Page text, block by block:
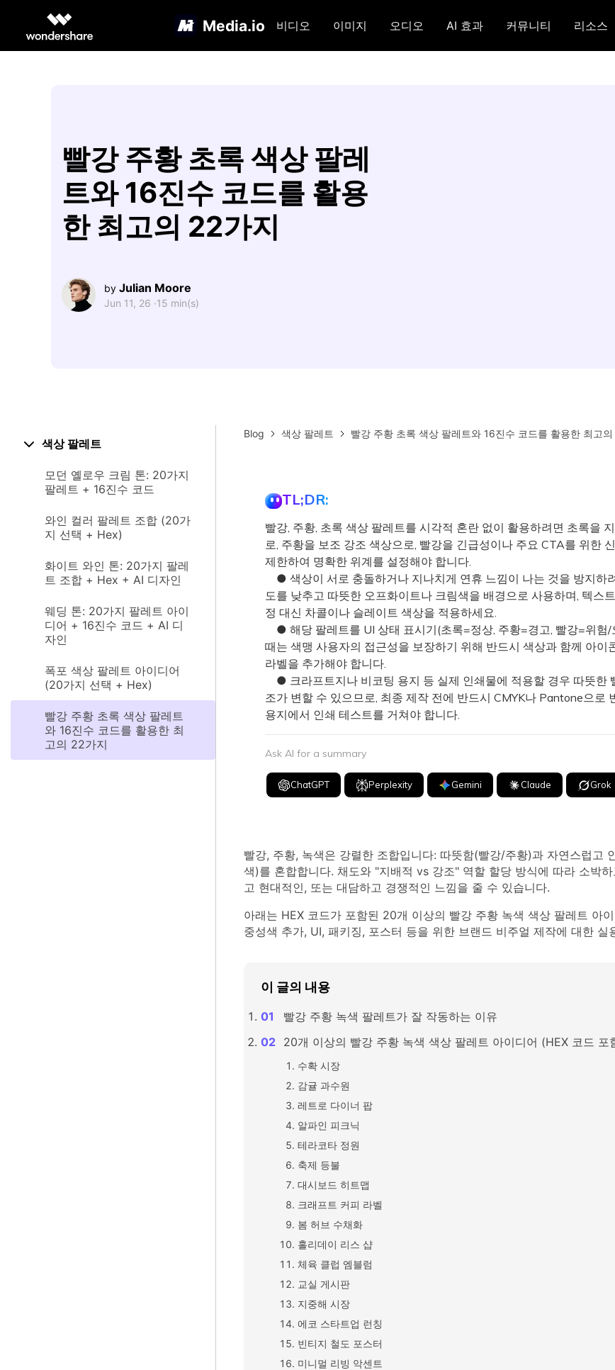
Media.io 비디오 이미지 오디오 AI 효과 커뮤니티 리소스
빨강 주황 초록 색상 팔레
트와 16진수 코드를 활용
한 최고의 22가지
by Julian Moore
Jun 11, 26 ·15 min(s)
색상 팔레트
모던 옐로우 크림 톤: 20가지
팔레트 + 16진수 코드
와인 컬러 팔레트 조합 (20가
지 선택 + Hex)
화이트 와인 톤: 20가지 팔레
트 조합 + Hex + AI 디자인
웨딩 톤: 20가지 팔레트 아이
디어 + 16진수 코드 + AI 디
자인
폭포 색상 팔레트 아이디어
(20가지 선택 + Hex)
빨강 주황 초록 색상 팔레트
와 16진수 코드를 활용한 최
고의 22가지
Blog 색상 팔레트 빨강 주황 초록 색상 팔레트와 16진수 코드를 활용한 최고의
TL;DR:
빨강, 주황, 초록 색상 팔레트를 시각적 혼란 없이 활용하려면 초록을
로, 주황을 보조 강조 색상으로, 빨강을 긴급성이나 주요 CTA를 위한
제한하여 명확한 위계를 설정해야 합니다.
● 색상이 서로 충돌하거나 지나치게 연휴 느낌이 나는 것을 방지하
도를 낮추고 따뜻한 오프화이트나 크림색을 배경으로 사용하며, 텍스
정 대신 차콜이나 슬레이트 색상을 적용하세요.
● 해당 팔레트를 UI 상태 표시기(초록=정상, 주황=경고, 빨강=위험/
때는 색맹 사용자의 접근성을 보장하기 위해 반드시 색상과 함께 아이
라벨을 추가해야 합니다.
● 크라프트지나 비코팅 용지 등 실제 인쇄물에 적용할 경우 따뜻한
조가 변할 수 있으므로, 최종 제작 전에 반드시 CMYK나 Pantone으로
용지에서 인쇄 테스트를 거쳐야 합니다.
Ask AI for a summary
ChatGPT Perplexity Gemini Claude Grok
빨강, 주황, 녹색은 강렬한 조합입니다: 따뜻함(빨강/주황)과 자연스럽고
색)를 혼합합니다. 채도와 "지배적 vs 강조" 역할 할당 방식에 따라 소박
고 현대적인, 또는 대담하고 경쟁적인 느낌을 줄 수 있습니다.
아래는 HEX 코드가 포함된 20개 이상의 빨강 주황 녹색 색상 팔레트 아
중성색 추가, UI, 패키징, 포스터 등을 위한 브랜드 비주얼 제작에 대한 실
이 글의 내용
빨강 주황 녹색 팔레트가 잘 작동하는 이유
20개 이상의 빨강 주황 녹색 색상 팔레트 아이디어 (HEX 코드 포
수확 시장
감귤 과수원
레트로 다이너 팝
알파인 피크닉
테라코타 정원
축제 등불
대시보드 히트맵
크래프트 커피 라벨
봄 허브 수채화
홀리데이 리스 샵
체육 클럽 엠블럼
교실 게시판
지중해 시장
에코 스타트업 런칭
빈티지 철도 포스터
미니멀 리빙 악센트